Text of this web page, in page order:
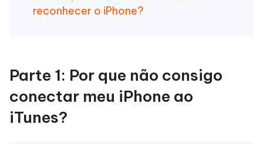
reconhecer o iPhone?
Parte 1: Por que não consigo
conectar meu iPhone ao
iTunes?